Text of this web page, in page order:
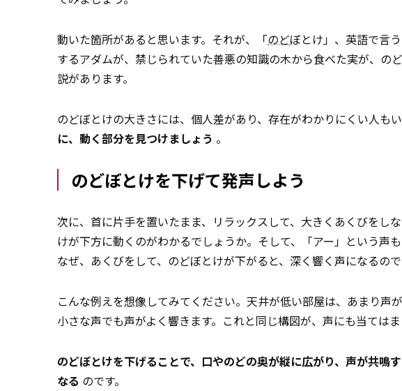
動いた箇所があると思います。それが、「のどぼとけ」、英語で言
するアダムが、禁じられていた善悪の知識の木から食べた実が、の
説があります。
のどぼとけの大きさには、個人差があり、存在がわかりにくい人も
に、動く部分を見つけましょう 。
のどぼとけを下げて発声しよう
次に、首に片手を置いたまま、リラックスして、大きくあくびをし
けが下方に動くのがわかるでしょうか。そして、「アー」という声
なぜ、あくびをして、のどぼとけが下がると、深く響く声になるので
こんな例えを想像してみてください。天井が低い部屋は、あまり声
小さな声でも声がよく響きます。これと同じ構図が、声にも当てはま
のどぼとけを下げることで、口やのどの奥が縦に広がり、声が共鳴す
なる のです。